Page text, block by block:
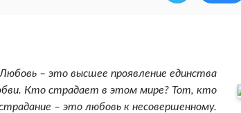
– это высшее проявление единства
Кто страдает в этом мире? Тот, кто
– это любовь к несовершенному.